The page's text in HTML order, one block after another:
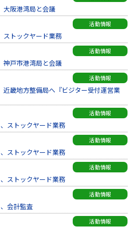
大阪港湾局と会議
活動情報
ストックヤード業務
活動情報
神戸市港湾局と会議
活動情報
近畿地方整備局へ『ビジター受付運営業
活動情報
ストックヤード業務
活動情報
ストックヤード業務
活動情報
ストックヤード業務
活動情報
会計監査
活動情報